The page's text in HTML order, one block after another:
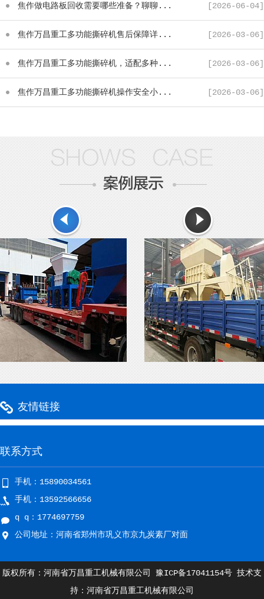
[2026-06-04]
焦作做电路板回收需要哪些准备？聊聊...
[2026-03-06]
焦作万昌重工多功能撕碎机售后保障详...
[2026-03-06]
焦作万昌重工多功能撕碎机，适配多种...
[2026-03-06]
焦作万昌重工多功能撕碎机操作安全小...
友情链接
联系方式
手机：15890034561
手机：13592566656
q q：1774697759
公司地址：河南省郑州市巩义市京九炭素厂对面
版权所有：河南省万昌重工机械有限公司 豫ICP备17041154号 技术支
持：河南省万昌重工机械有限公司